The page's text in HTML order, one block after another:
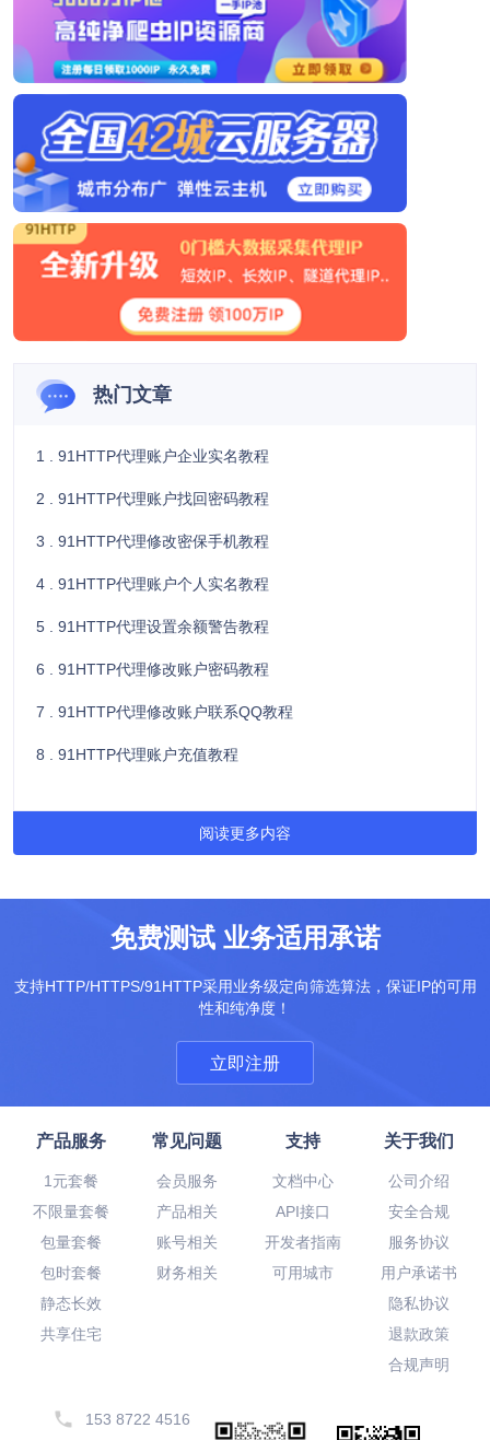
热门文章
1 . 91HTTP代理账户企业实名教程
2 . 91HTTP代理账户找回密码教程
3 . 91HTTP代理修改密保手机教程
4 . 91HTTP代理账户个人实名教程
5 . 91HTTP代理设置余额警告教程
6 . 91HTTP代理修改账户密码教程
7 . 91HTTP代理修改账户联系QQ教程
8 . 91HTTP代理账户充值教程
阅读更多内容
免费测试 业务适用承诺
支持HTTP/HTTPS/91HTTP采用业务级定向筛选算法，保证IP的可用
性和纯净度！
立即注册
产品服务
1元套餐
不限量套餐
包量套餐
包时套餐
静态长效
共享住宅
常见问题
会员服务
产品相关
账号相关
财务相关
支持
文档中心
API接口
开发者指南
可用城市
关于我们
公司介绍
安全合规
服务协议
用户承诺书
隐私协议
退款政策
合规声明
153 8722 4516